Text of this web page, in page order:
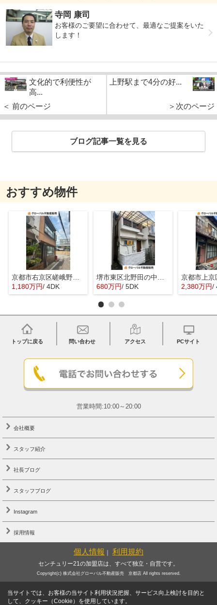
寺岡 康司
お客様のご要望に合わせて、最適なご提案をいた
します！
文化的で利便性が
高...
＜ 前のページ
上野駅まで4分の好...
＞次のページ
ブログ記事一覧を見る
おすすめ物件
京都市右京区嵯峨野宮ノ元町の中古一戸建
1,180万円/ 4DK
680万円/ 5DK 2,380万円/
トップに戻る 問い合わせ アクセス PCサイト
営業時間:10:00～20:00
会社概要
スタッフ紹介
社長ブログ
スタッフブログ
Instagram
採用情報
個人情報 利用規約
センチュリー21の加盟店は、すべて独立・自営です。
Copyright(c) 株式会社グローバル不動産販売 京都店 All rights reserved.
当サイトでは、お客様の当サイト利用状況把握、サービス向上検討を目的と
して、クッキー（Cookie）を使用しています。